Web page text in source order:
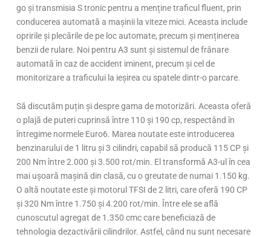
go și transmisia S tronic pentru a menține traficul fluent, prin
conducerea automată a mașinii la viteze mici. Aceasta include
opririle și plecările de pe loc automate, precum și menținerea
benzii de rulare. Noi pentru A3 sunt și sistemul de frânare
automată în caz de accident iminent, precum și cel de
monitorizare a traficului la ieșirea cu spatele dintr-o parcare.
Să discutăm puțin și despre gama de motorizări. Aceasta oferă
o plajă de puteri cuprinsă între 110 și 190 cp, respectând în
întregime normele Euro6. Marea noutate este introducerea
benzinarului de 1 litru și 3 cilindri, capabil să producă 115 CP și
200 Nm între 2.000 și 3.500 rot/min. El transformă A3-ul în cea
mai ușoară mașină din clasă, cu o greutate de numai 1.150 kg.
O altă noutate este și motorul TFSI de 2 litri, care oferă 190 CP
și 320 Nm între 1.750 și 4.200 rot/min. Între ele se află
cunoscutul agregat de 1.350 cmc care beneficiază de
tehnologia dezactivării cilindrilor. Astfel, când nu sunt necesare